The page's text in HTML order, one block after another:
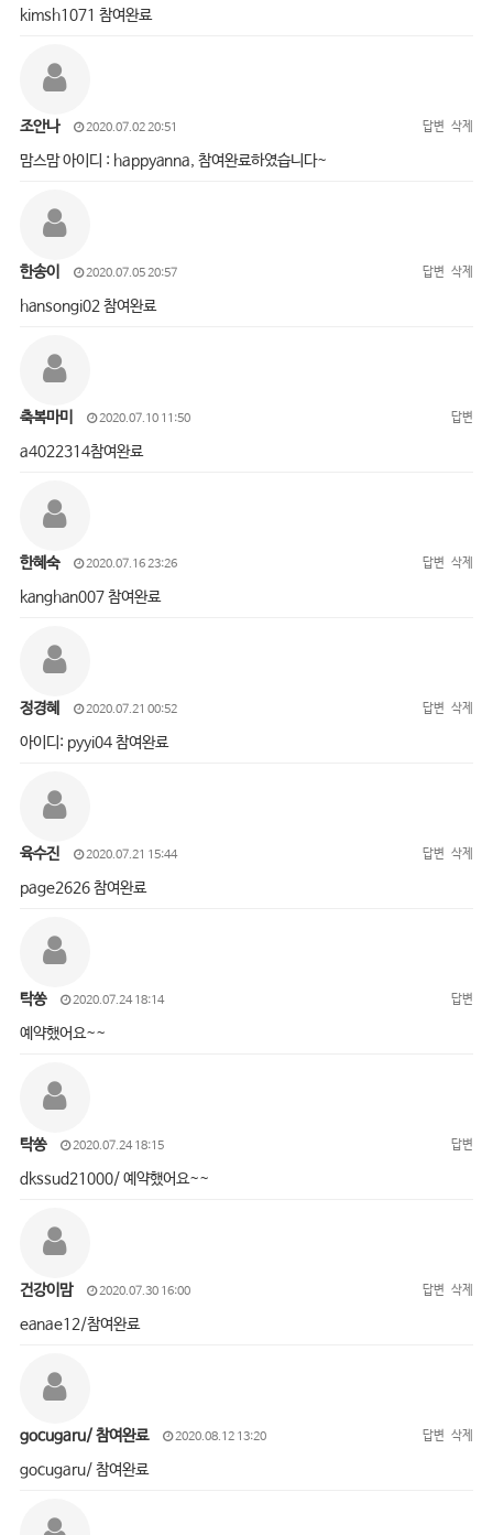
kimsh1071 참여완료
조안나 2020.07.02 20:51 답변 삭제
맘스맘 아이디 : happyanna, 참여완료하였습니다~
한송이 2020.07.05 20:57 답변 삭제
hansongi02 참여완료
축복마미 2020.07.10 11:50 답변
a4022314참여완료
한혜숙 2020.07.16 23:26 답변 삭제
kanghan007 참여완료
정경혜 2020.07.21 00:52 답변 삭제
아이디: pyyi04 참여완료
육수진 2020.07.21 15:44 답변 삭제
page2626 참여완료
탁쏭 2020.07.24 18:14 답변
예약했어요~~
탁쏭 2020.07.24 18:15 답변
dkssud21000/ 예약했어요~~
건강이맘 2020.07.30 16:00 답변 삭제
eanae12/참여완료
gocugaru/ 참여완료 2020.08.12 13:20 답변 삭제
gocugaru/ 참여완료